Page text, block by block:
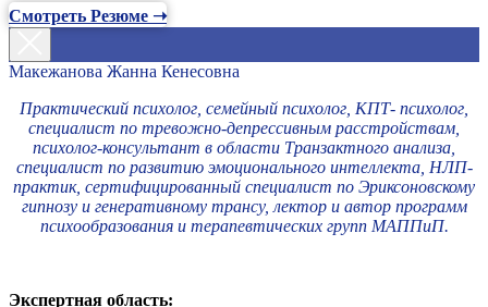
Смотреть Резюме ➝
Макежанова Жанна Кенесовна
Практический психолог, семейный психолог, КПТ- психолог,
специалист по тревожно-депрессивным расстройствам,
психолог-консультант в области Транзактного анализа,
специалист по развитию эмоционального интеллекта, НЛП-
практик, сертифицированный специалист по Эриксоновскому
гипнозу и генеративному трансу, лектор и автор программ
психообразования и терапевтических групп МАППиП.
Экспертная область: